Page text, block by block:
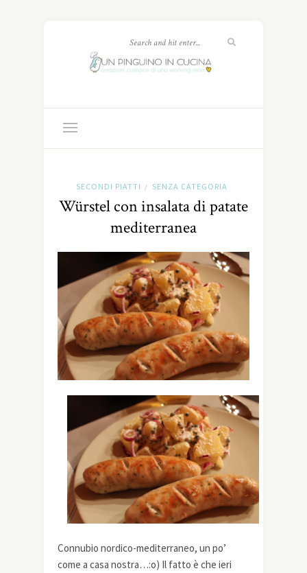
SECONDI PIATTI / SENZA CATEGORIA
Würstel con insalata di patate
mediterranea
Connubio nordico-mediterraneo, un po’
come a casa nostra…:o) Il fatto è che ieri